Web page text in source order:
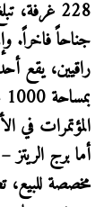
جناحاً فاخراً.
راقيين، يقع
المؤتمرات في
مخصصة للبيع،